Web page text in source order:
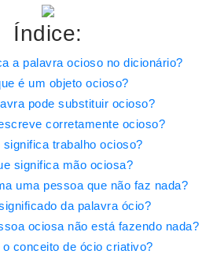
Índice:
a palavra ocioso no dicionário?
é um objeto ocioso?
pode substituir ocioso?
corretamente ocioso?
significa trabalho ocioso?
significa mão ociosa?
uma pessoa que não faz nada?
da palavra ócio?
ociosa não está fazendo nada?
o conceito de ócio criativo?